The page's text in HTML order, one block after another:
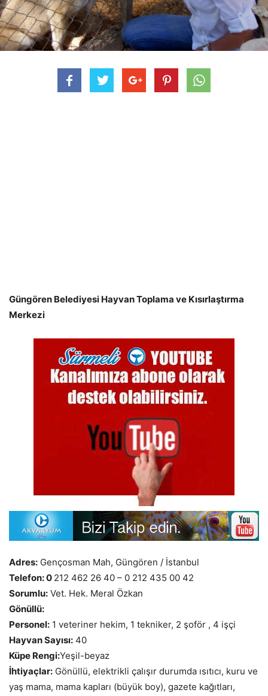
Güngören Belediyesi Hayvan Toplama ve Kısırlaştırma
Merkezi
Adres: Gençosman Mah, Güngören / İstanbul
Telefon:0 212 462 26 40 – 0 212 435 00 42
Sorumlu: Vet. Hek. Meral Özkan
Gönüllü:
Personel: 1 veteriner hekim, 1 tekniker, 2 şoför , 4 işçi
Hayvan Sayısı: 40
Küpe Rengi:Yeşil-beyaz
İhtiyaçlar: Gönüllü, elektrikli çalışır durumda ısıtıcı, kuru ve
yaş mama, mama kapları (büyük boy), gazete kağıtları,